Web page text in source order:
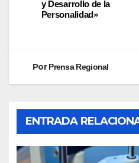
y Desarrollo de la
Personalidad»
PorPrensa Regional
ENTRADA